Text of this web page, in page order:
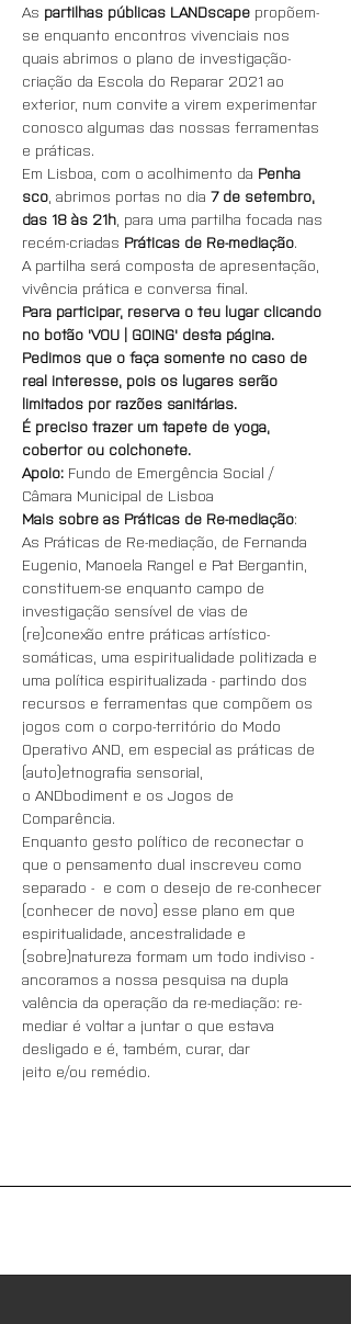
As partilhas públicas LANDscape propõem-
se enquanto encontros vivenciais nos
quais abrimos o plano de investigação-
criação da Escola do Reparar 2021 ao
exterior, num convite a virem experimentar
conosco algumas das nossas ferramentas
e práticas.
Em Lisboa, com o acolhimento da Penha
sco , abrimos portas no dia 7 de setembro,
das 18 às 21h , para uma partilha focada nas
recém-criadas Práticas de Re-mediação.
A partilha será composta de apresentação,
vivência prática e conversa final.
Para participar, reserva o teu lugar clicando
no botão 'VOU | GOING' desta página.
Pedimos que o faça somente no caso de
real interesse, pois os lugares serão
limitados por razões sanitárias.
É preciso trazer um tapete de yoga,
cobertor ou colchonete.
Apoio: Fundo de Emergência Social /
Câmara Municipal de Lisboa
Mais sobre as Práticas de Re-mediação:
As Práticas de Re-mediação, de Fernanda
Eugenio, Manoela Rangel e Pat Bergantin,
constituem-se enquanto campo de
investigação sensível de vias de
(re)conexão entre práticas artístico-
somáticas, uma espiritualidade politizada e
uma política espiritualizada - partindo dos
recursos e ferramentas que compõem os
jogos com o corpo-território do Modo
Operativo AND, em especial as práticas de
(auto)etnografia sensorial,
o ANDbodiment e os Jogos de
Comparência.
Enquanto gesto político de reconectar o
que o pensamento dual inscreveu como
separado -  e com o desejo de re-conhecer
(conhecer de novo) esse plano em que
espiritualidade, ancestralidade e
(sobre)natureza formam um todo indiviso -
ancoramos a nossa pesquisa na dupla
valência da operação da re-mediação: re-
mediar é voltar a juntar o que estava
desligado e é, também, curar, dar
jeito e/ou remédio.